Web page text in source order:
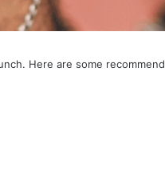
Here are some